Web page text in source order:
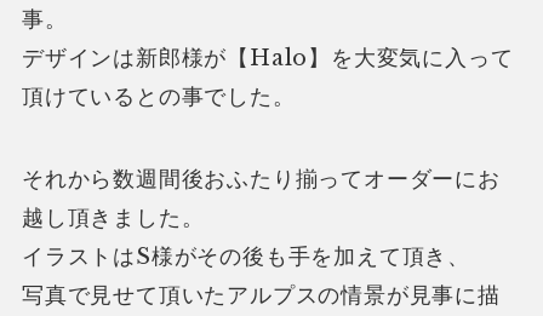
事。
デザインは新郎様が【Halo】を大変気に入って
頂けているとの事でした。
それから数週間後おふたり揃ってオーダーにお
越し頂きました。
イラストはS様がその後も手を加えて頂き、
写真で見せて頂いたアルプスの情景が見事に描